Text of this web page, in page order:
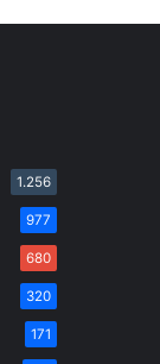
1.256
977
680
320
171